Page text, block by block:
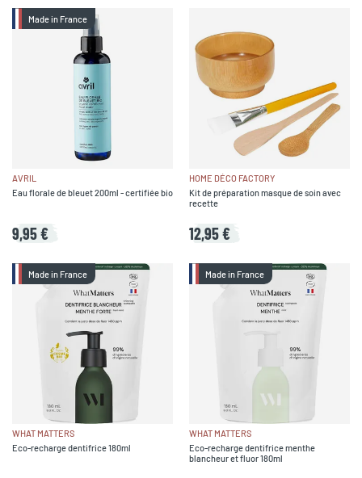
Made in France
AVRIL
Eau florale de bleuet 200ml - certifiée bio
9,95 €
HOME DÉCO FACTORY
Kit de préparation masque de soin avec
recette
12,95 €
Made in France
WHAT MATTERS
Eco-recharge dentifrice 180ml
Made in France
WHAT MATTERS
Eco-recharge dentifrice menthe
blancheur et fluor 180ml